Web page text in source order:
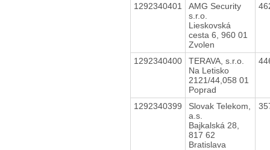
1292340401
AMG Security
s.r.o.
Lieskovská
cesta 6, 960 01
Zvolen
1292340400
TERAVA, s.r.o.
Na Letisko
2121/44,058 01
Poprad
1292340399
Slovak Telekom,
a.s.
Bajkalská 28,
817 62
Bratislava